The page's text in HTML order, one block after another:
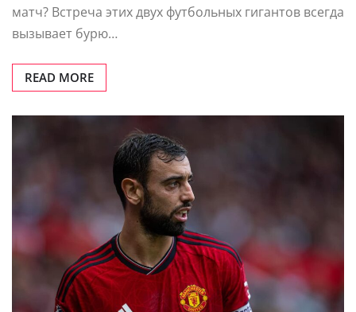
матч? Встреча этих двух футбольных гигантов всегда
вызывает бурю…
READ MORE